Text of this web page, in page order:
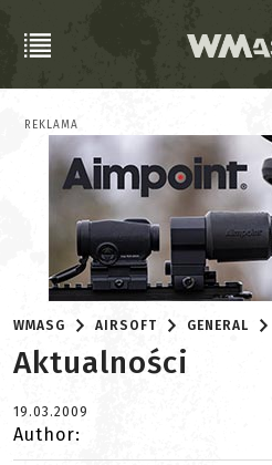
REKLAMA
WMASG AIRSOFT GENERAL
Aktualności
19.03.2009
Author: